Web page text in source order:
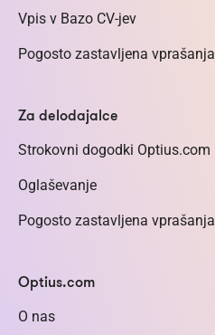
Vpis v Bazo CV-jev
Pogosto zastavljena vprašanja
Za delodajalce
Strokovni dogodki Optius.com
Oglaševanje
Pogosto zastavljena vprašanja
Optius.com
O nas